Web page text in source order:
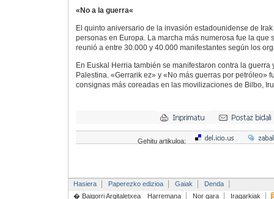
«No a la guerra«
El quinto aniversario de la invasión estadounidense de
personas en Europa. La marcha más numerosa fue la que
reunió a entre 30.000 y 40.000 manifestantes según los
En Euskal Herria también se manifestaron contra la guerra
Palestina. «Gerrarik ez» y «No más guerras por petróleo»
consignas más coreadas en las movilizaciones de Bilbo,
Gehitu artikuloa:
Hasiera Paperezko edizioa Gaiak
Denda
� Baigorri Argitaletxea
Harremana Nor gara Iragarkiak